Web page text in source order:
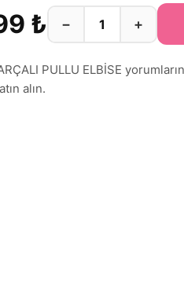
₺ − +
PULLU ELBİSE
alın.